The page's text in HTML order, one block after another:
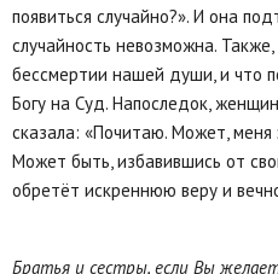
появиться случайно?». И она
случайность невозможна.
бессмертии нашей души, и что
Богу на Суд. Напоследок,
сказала: «Почитаю. Может, меня
Может быть, избавившись от
обретёт искреннюю веру и
Братья и сестры, если Вы